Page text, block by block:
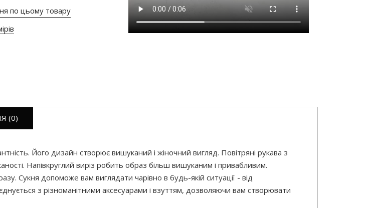
по цьому товару
(0)
Його дизайн створює вишуканий і жіночний вигляд. Повітряні рукава з
Напівкруглий виріз робить образ більш вишуканим і привабливим.
Сукня допоможе вам виглядати чарівно в будь-якій ситуації - від
з різноманітними аксесуарами і взуттям, дозволяючи вам створювати